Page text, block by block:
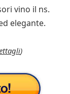
vino il ns.
elegante.
)